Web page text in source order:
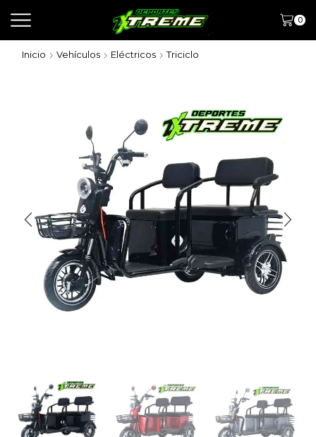
0
Inicio Vehículos Eléctricos Triciclo